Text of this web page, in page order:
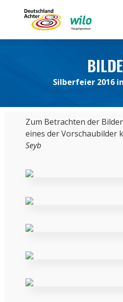
Silberfeier 2016
Zum Betrachten der
eines der Vorschaubilder
Seyb